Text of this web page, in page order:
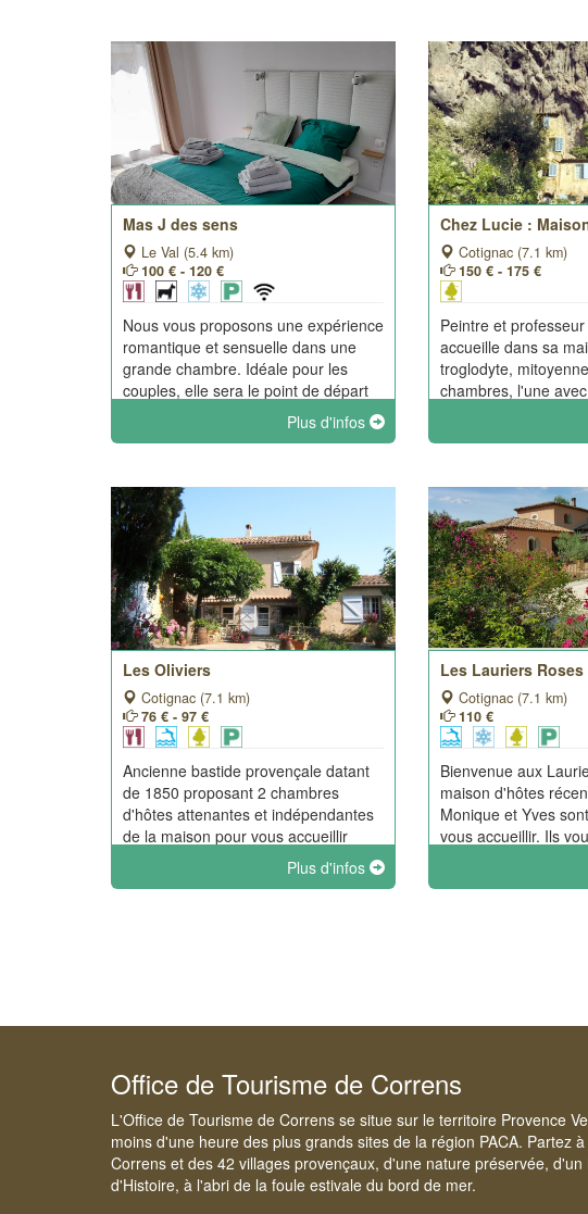
Mas J des sens
Le Val (5.4 km)
100 € - 120 €
Nous vous proposons une expérience
romantique et sensuelle dans une
grande chambre. Idéale pour les
couples, elle sera le point de départ
rêvé pour découvrir les nombreux
points d'intérêts environnants.
Plus d'infos
Chez Lucie :
Cotignac (7.1 km)
150 € - 175 €
Peintre et
accueille dans sa
troglodyte,
chambres, l'une
clocher et l'autre
sculptée dans le
Les Oliviers
Cotignac (7.1 km)
76 € - 97 €
Ancienne bastide provençale datant
de 1850 proposant 2 chambres
d'hôtes attenantes et indépendantes
de la maison pour vous accueillir
dans un environnement jardin et
Plus d'infos
Les Lauriers Roses
Cotignac (7.1 km)
110 €
Bienvenue aux
maison d'hôtes
Monique et Yves
vous accueillir. Ils
partager leur joie
belle région, riche
Office de Tourisme de Correns
L'Office de Tourisme de Correns se situe sur le territoire Provence
moins d'une heure des plus grands sites de la région PACA. Partez
Correns et des 42 villages provençaux, d'une nature préservée, d'un
d'Histoire, à l'abri de la foule estivale du bord de mer.